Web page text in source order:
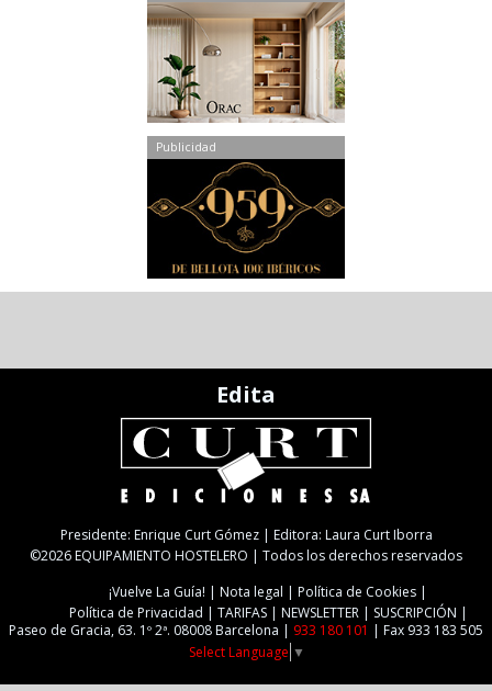
Publicidad
Edita
Presidente: Enrique Curt Gómez | Editora: Laura Curt Iborra
©2026 EQUIPAMIENTO HOSTELERO | Todos los derechos reservados
¡Vuelve La Guía!
Nota legal
Política de Cookies
Política de Privacidad
TARIFAS NEWSLETTER
SUSCRIPCIÓN
Paseo de Gracia, 63. 1º 2ª. 08008 Barcelona | 933 180 101 | Fax 933 183 505
Select Language ▼